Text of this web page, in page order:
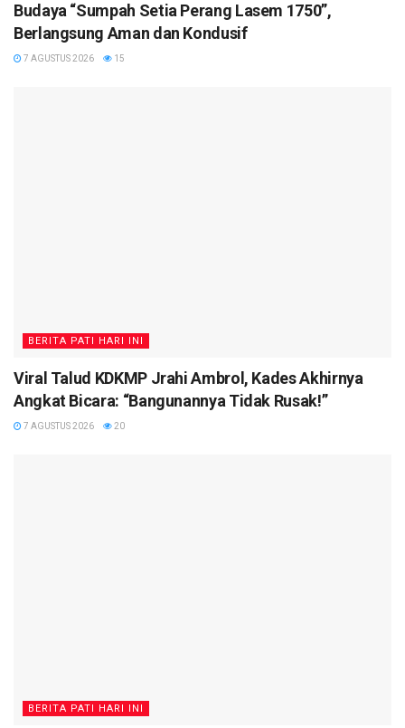
Budaya “Sumpah Setia Perang Lasem 1750”,
Berlangsung Aman dan Kondusif
7 AGUSTUS 2026 15
BERITA PATI HARI INI
Viral Talud KDKMP Jrahi Ambrol, Kades Akhirnya
Angkat Bicara: “Bangunannya Tidak Rusak!”
7 AGUSTUS 2026 20
BERITA PATI HARI INI